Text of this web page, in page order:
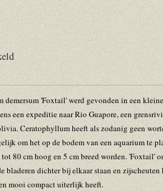
demersum 'Foxtail' werd gevonden in een
een expeditie naar Rio Guapore, een
Ceratophyllum heeft als zodanig geen
om het op de bodem van een aquarium te
80 cm hoog en 5 cm breed worden. 'Foxtail'
bladeren dichter bij elkaar staan en zijscheuten
mooi compact uiterlijk heeft.